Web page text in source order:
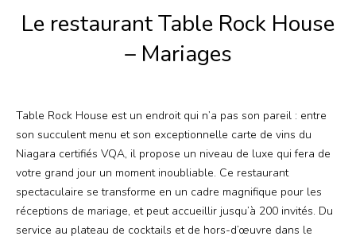
Plus
Corporatif
Mariages
Salle des médias
Le restaurant Table Rock House
– Mariages
Table Rock House est un endroit qui n’a pas son pareil : entre
son succulent menu et son exceptionnelle carte de vins du
Niagara certifiés VQA, il propose un niveau de luxe qui fera de
votre grand jour un moment inoubliable. Ce restaurant
spectaculaire se transforme en un cadre magnifique pour les
réceptions de mariage, et peut accueillir jusqu’à 200 invités. Du
service au plateau de cocktails et de hors-d’œuvre dans le